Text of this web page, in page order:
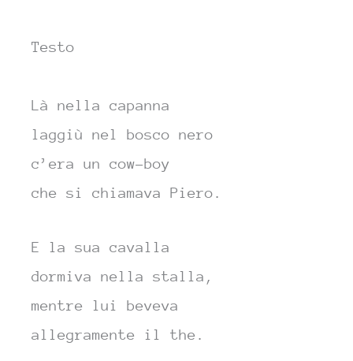
Testo
Là nella capanna
laggiù nel bosco nero
c’era un cow-boy
che si chiamava Piero.
E la sua cavalla
dormiva nella stalla,
mentre lui beveva
allegramente il the.